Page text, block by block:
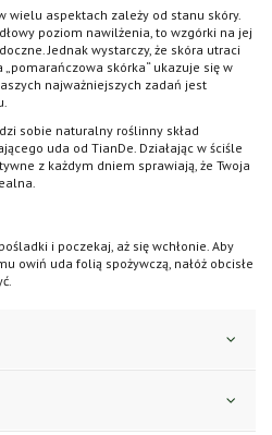
wielu aspektach zależy od stanu skóry.
poziom nawilżenia, to wzgórki na jej
Jednak wystarczy, że skóra utraci
„pomarańczowa skórka“ ukazuje się w
najważniejszych zadań jest
sobie naturalny roślinny skład
uda od TianDe. Działając w ściśle
z każdym dniem sprawiają, że Twoja
i poczekaj, aż się wchłonie. Aby
owiń uda folią spożywczą, nałóż obcisłe